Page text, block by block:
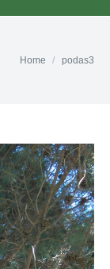
Home podas3